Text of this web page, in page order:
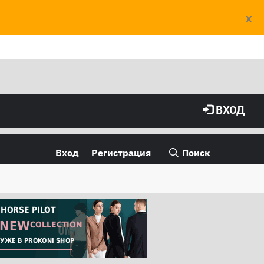
X
ВХОД
Вход Регистрация Поиск